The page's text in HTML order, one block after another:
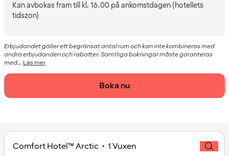
Kan avbokas fram till kl. 16.00 på ankomstdagen (hotellets
tidszon)
Erbjudandet gäller ett begränsat antal rum och kan inte kombineras med
andra erbjudanden och rabatter. Samtliga bokningar måste garanteras
med... Läs mer
Boka nu
Comfort Hotel™ Arctic • 1 Vuxen